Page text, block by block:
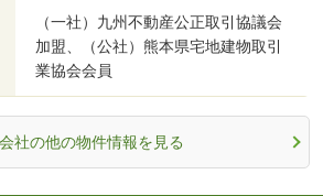
（一社）九州不動産公正取引協議会
加盟、（公社）熊本県宅地建物取引
業協会会員
社の他の物件情報を見る